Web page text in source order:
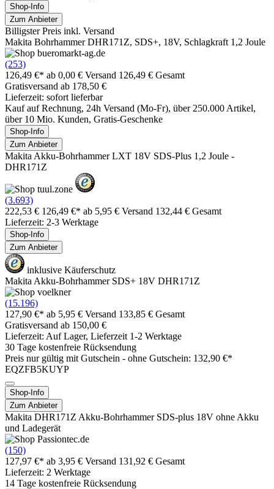
Shop-Info
Zum Anbieter
Billigster Preis inkl. Versand
Makita Bohrhammer DHR171Z, SDS+, 18V, Schlagkraft 1,2 Joule
(253)
126,49 €* ab 0,00 € Versand 126,49 € Gesamt
Gratisversand ab 178,50 €
Lieferzeit: sofort lieferbar
Kauf auf Rechnung, 24h Versand (Mo-Fr), über 250.000 Artikel,
über 10 Mio. Kunden, Gratis-Geschenke
Shop-Info
Zum Anbieter
Makita Akku-Bohrhammer LXT 18V SDS-Plus 1,2 Joule -
DHR171Z
(3.693)
222,53 € 126,49 €* ab 5,95 € Versand 132,44 € Gesamt
Lieferzeit: 2-3 Werktage
Shop-Info
Zum Anbieter
inklusive Käuferschutz
Makita Akku-Bohrhammer SDS+ 18V DHR171Z
(15.196)
127,90 €* ab 5,95 € Versand 133,85 € Gesamt
Gratisversand ab 150,00 €
Lieferzeit: Auf Lager, Lieferzeit 1-2 Werktage
30 Tage kostenfreie Rücksendung
Preis nur gültig mit Gutschein - ohne Gutschein: 132,90 €*
EQZFB5KUYP
Shop-Info
Zum Anbieter
Makita DHR171Z Akku-Bohrhammer SDS-plus 18V ohne Akku
und Ladegerät
(150)
127,97 €* ab 3,95 € Versand 131,92 € Gesamt
Lieferzeit: 2 Werktage
14 Tage kostenfreie Rücksendung